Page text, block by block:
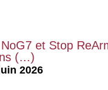
et Stop
(…)
2026